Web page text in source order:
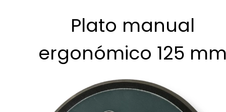
Plato manual
ergonómico 125